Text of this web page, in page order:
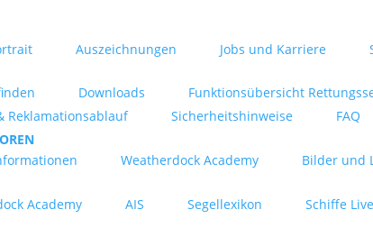
Auszeichnungen Jobs und Karriere
Downloads Funktionsübersicht
Reklamationsablauf
Sicherheitshinweise FAQ
Weatherdock Academy Bilder und
Academy
AIS Segellexikon Schiffe Live